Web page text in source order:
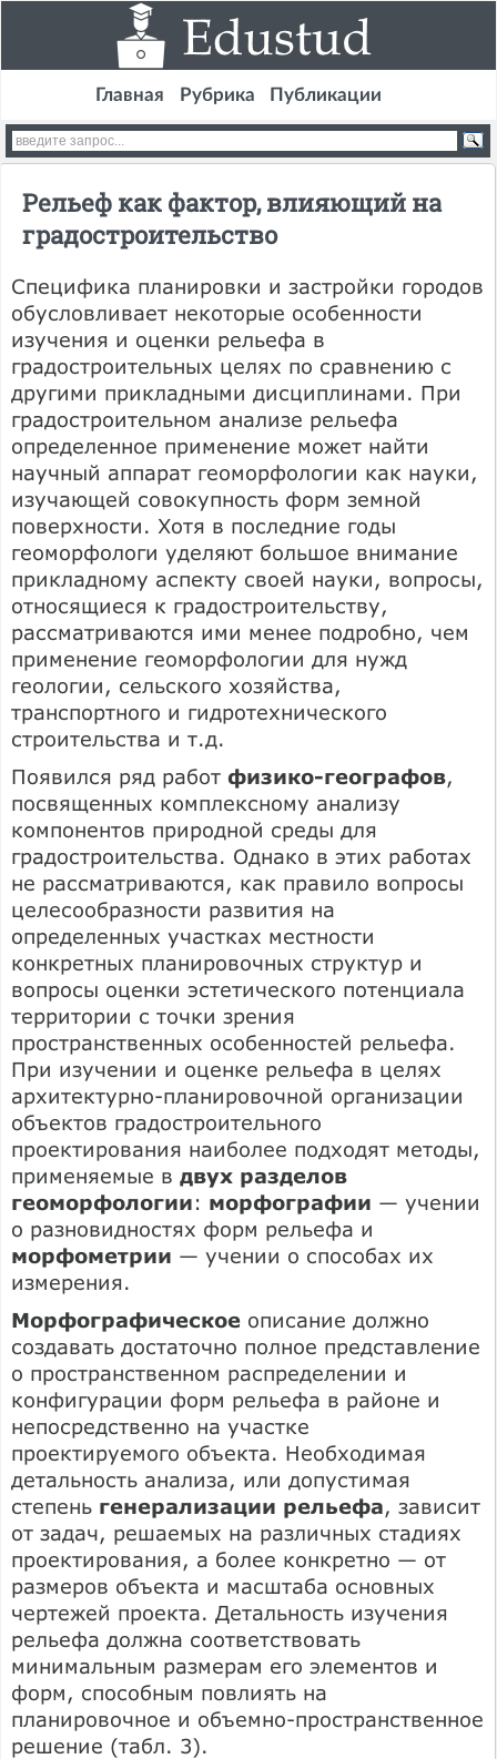
Главная Рубрика Публикации
Рельеф как фактор, влияющий на
градостроительство
Специфика планировки и застройки городов
обусловливает некоторые особенности
изучения и оценки рельефа в
градостроительных целях по сравнению с
другими прикладными дисциплинами. При
градостроительном анализе рельефа
определенное применение может найти
научный аппарат геоморфологии как науки,
изучающей совокупность форм земной
поверхности. Хотя в последние годы
геоморфологи уделяют большое внимание
прикладному аспекту своей науки, вопросы,
относящиеся к градостроительству,
рассматриваются ими менее подробно, чем
применение геоморфологии для нужд
геологии, сельского хозяйства,
транспортного и гидротехнического
строительства и т.д.
Появился ряд работ физико-географов,
посвященных комплексному анализу
компонентов природной среды для
градостроительства. Однако в этих работах
не рассматриваются, как правило вопросы
целесообразности развития на
определенных участках местности
конкретных планировочных структур и
вопросы оценки эстетического потенциала
территории с точки зрения
пространственных особенностей рельефа.
При изучении и оценке рельефа в целях
архитектурно-планировочной организации
объектов градостроительного
проектирования наиболее подходят методы,
применяемые в двух разделов
геоморфологии: морфографии — учении
о разновидностях форм рельефа и
морфометрии — учении о способах их
измерения.
Морфографическое описание должно
создавать достаточно полное представление
о пространственном распределении и
конфигурации форм рельефа в районе и
непосредственно на участке
проектируемого объекта. Необходимая
детальность анализа, или допустимая
степень генерализации рельефа, зависит
от задач, решаемых на различных стадиях
проектирования, а более конкретно — от
размеров объекта и масштаба основных
чертежей проекта. Детальность изучения
рельефа должна соответствовать
минимальным размерам его элементов и
форм, способным повлиять на
планировочное и объемно-пространственное
решение (табл. 3).